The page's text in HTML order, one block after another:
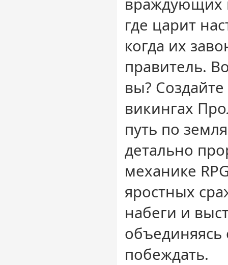
где царит
когда их
правитель.
вы?
викингах
путь по
детально
механике
яростных
набеги и
побеждать.